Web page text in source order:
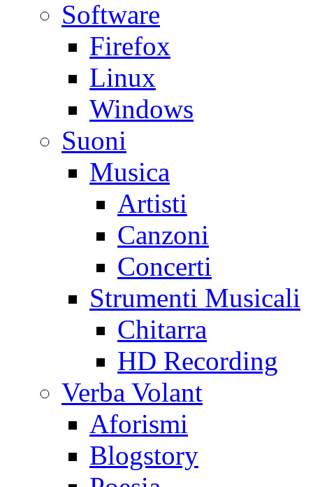
Software
Firefox
Linux
Windows
Suoni
Musica
Artisti
Canzoni
Concerti
Strumenti Musicali
Chitarra
HD Recording
Verba Volant
Aforismi
Blogstory